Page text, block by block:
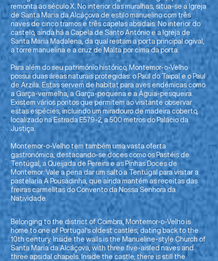
remonta ao século X. No interior das muralhas, situa-se a Igreja
de Santa Maria da Alcáçova de estilo manuelino com três
naves de cinco tramos e três capelas absidais. No interior do
castelo, ainda há a Capela de Santo António e a Igreja de
Santa Maria Madalena, da qual restam a porta principal ogival,
a torre manuelina e a cruz de Malta por cima da porta.
Para além do seu património histórico, Montemor-o-Velho
possui duas áreas naturais protegidas: oPaul do Taipal e o Paul
de Arzila
. Estas servem de habitat para aves endémicas como
a Garça-vermelha, a Garça-pequena e a Águia-pesqueira.
Existem vários pontos que permitem ao visitante observar
estas espécies, incluindo ummiradouro de madeira coberto,
localizado na Estrada E579-2, a 500 metros do Palácio da
Justiça.
Montemor-o-Velho tem também uma vasta oferta
gastronómica, destacando-se doces como os Pastéis de
Tentúgal, a Queijada de Pereira e as Pinhas Doces de
Montemor. Vale a pena dar um salto a Tentúgal para visitar a
pastelariaA Pousadinha , que ainda mantém as receitas das
freiras carmelitas do Convento da Nossa Senhora da
Natividade.
Belonging to the district of Coimbra, Montemor-o-Velho is
home to one of Portugal's oldest castles, dating back to the
10th century. Inside the walls is the Manueline-styleChurch of
Santa Maria da Alcáçova , with three five-aisled naves and
three apsidal chapels. Inside the castle, there is still the